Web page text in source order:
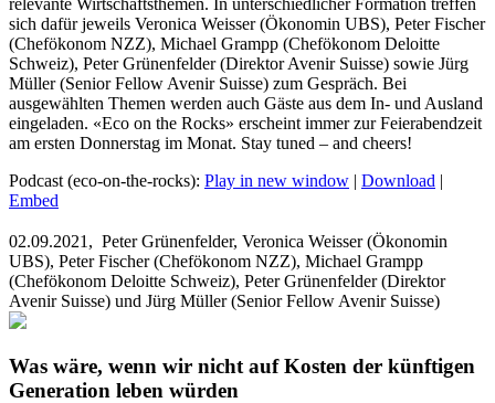
sich dafür jeweils Veronica Weisser (Ökonomin UBS), Peter Fischer
(Chefökonom NZZ), Michael Grampp (Chefökonom Deloitte
Schweiz), Peter Grünenfelder (Direktor Avenir Suisse) sowie Jürg
Müller (Senior Fellow Avenir Suisse) zum Gespräch. Bei
ausgewählten Themen werden auch Gäste aus dem In- und Ausland
eingeladen. «Eco on the Rocks» erscheint immer zur Feierabendzeit
am ersten Donnerstag im Monat. Stay tuned – and cheers!
Podcast (eco-on-the-rocks): Play in new window | Download |
Embed
02.09.2021, Peter Grünenfelder, Veronica Weisser (Ökonomin
UBS), Peter Fischer (Chefökonom NZZ), Michael Grampp
(Chefökonom Deloitte Schweiz), Peter Grünenfelder (Direktor
Avenir Suisse) und Jürg Müller (Senior Fellow Avenir Suisse)
Was wäre, wenn wir nicht auf Kosten der künftigen
Generation leben würden